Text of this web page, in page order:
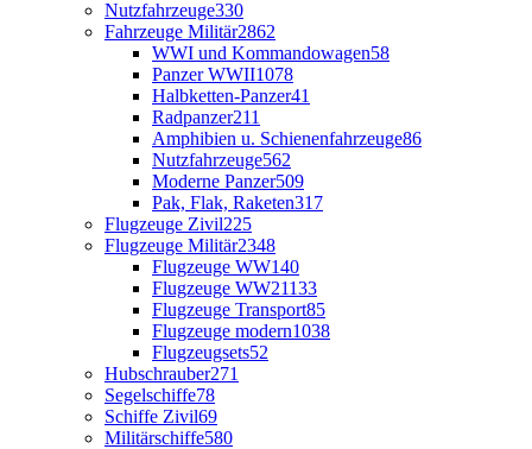
Nutzfahrzeuge330
Fahrzeuge Militär2862
WWI und Kommandowagen58
Panzer WWII1078
Halbketten-Panzer41
Radpanzer211
Amphibien u. Schienenfahrzeuge86
Nutzfahrzeuge562
Moderne Panzer509
Pak, Flak, Raketen317
Flugzeuge Zivil225
Flugzeuge Militär2348
Flugzeuge WW140
Flugzeuge WW21133
Flugzeuge Transport85
Flugzeuge modern1038
Flugzeugsets52
Hubschrauber271
Segelschiffe78
Schiffe Zivil69
Militärschiffe580